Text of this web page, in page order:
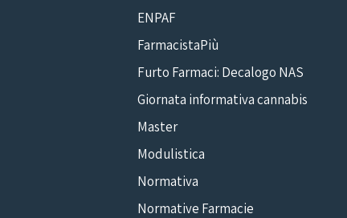
ENPAF
FarmacistaPiù
Furto Farmaci: Decalogo NAS
Giornata informativa cannabis
Master
Modulistica
Normativa
Normative Farmacie